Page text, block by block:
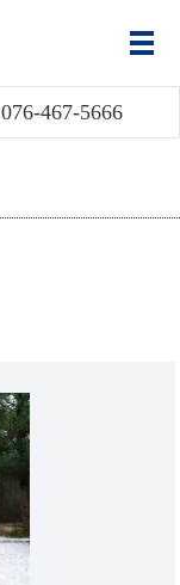
076-467-5666
メ